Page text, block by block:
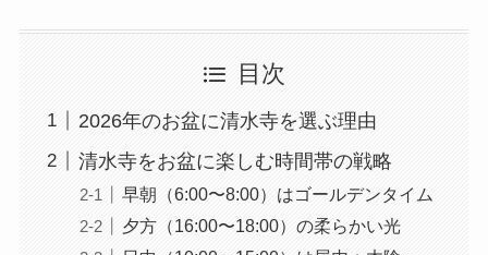
目次
2026年のお盆に清水寺を選ぶ理由
清水寺をお盆に楽しむ時間帯の戦略
早朝（6:00〜8:00）はゴールデンタイム
夕方（16:00〜18:00）の柔らかい光